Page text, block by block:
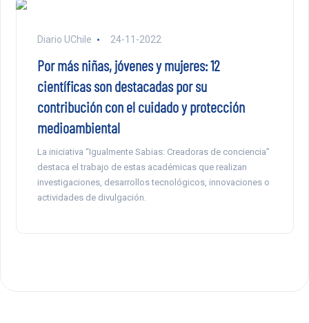
Diario UChile 24-11-2022
Por más niñas, jóvenes y mujeres: 12
científicas son destacadas por su
contribución con el cuidado y protección
medioambiental
La iniciativa “Igualmente Sabias: Creadoras de conciencia”
destaca el trabajo de estas académicas que realizan
investigaciones, desarrollos tecnológicos, innovaciones o
actividades de divulgación.